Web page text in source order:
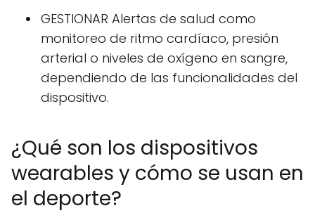
GESTIONAR Alertas de salud como
monitoreo de ritmo cardíaco, presión
arterial o niveles de oxígeno en sangre,
dependiendo de las funcionalidades del
dispositivo.
¿Qué son los dispositivos
wearables y cómo se usan en
el deporte?